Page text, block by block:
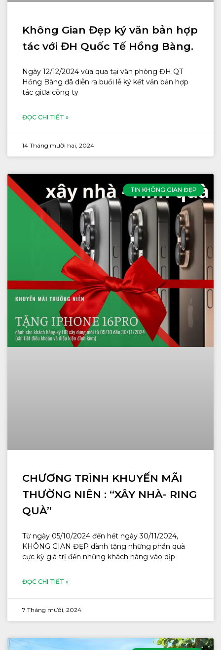
Không Gian Đẹp ký văn bản hợp
tác với ĐH Quốc Tế Hồng Bàng.
Ngày 12/12/2024 vừa qua tại văn phòng ĐH QT
Hồng Bàng đã diễn ra buổi lễ ký kết văn bản hợp
tác giữa công ty
ĐỌC CHI TIẾT »
14 Tháng mười hai, 2024
TIN KHÔNG GIAN ĐẸP
CHƯƠNG TRÌNH KHUYẾN MÃI
THƯỜNG NIÊN : “XÂY NHÀ- RING
QUÀ”
Từ ngày 05/10/2024 đến hết ngày 30/11/2024,
KHÔNG GIAN ĐẸP dành tặng những phần quà
cực kỳ giá trị đến những khách hàng vào dịp
ĐỌC CHI TIẾT »
7 Tháng mười, 2024